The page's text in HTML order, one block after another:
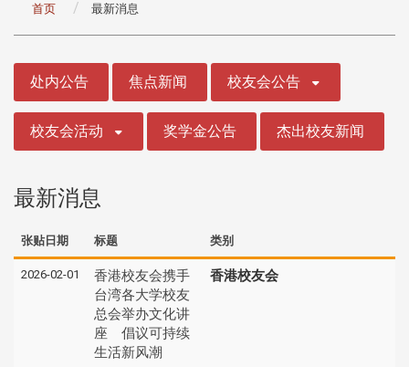
首页 最新消息
处内公告 焦点新闻 校友会公告
校友会活动 奖学金公告 杰出校友新闻
最新消息
张贴日期 标题 类别
2026-02-01
香港校友会携手
台湾各大学校友
总会举办文化讲
座 倡议可持续
生活新风潮
香港校友会